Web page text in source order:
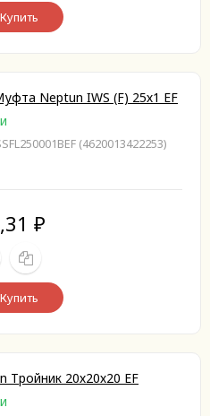
Купить
Neptun IWS (F) 25х1 EF
(4620013422253)
₽
Купить
Тройник 20х20х20 EF